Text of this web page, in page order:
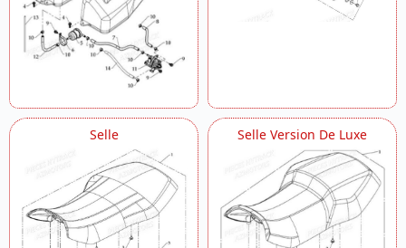
Selle Selle Version De Luxe